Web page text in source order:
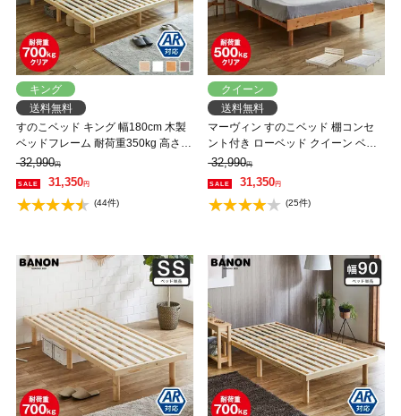
キング
送料無料
すのこベッド キング 幅180cm 木製
ベッドフレーム 耐荷重350kg 高さ4
段階 低ホルムアルデヒド バノン
【AR】 【大型家具配送】
32,990円
31,350円
(44件)
クイーン
送料無料
マーヴィン すのこベッド 棚コンセ
ント付き ローベッド クイーン ベッ
ドフレーム 木製 頑丈 耐荷重500kg
クリア 高さ3段階 低ホルムアルデヒ
ド 【大型家具配送】
32,990円
31,350円
(25件)